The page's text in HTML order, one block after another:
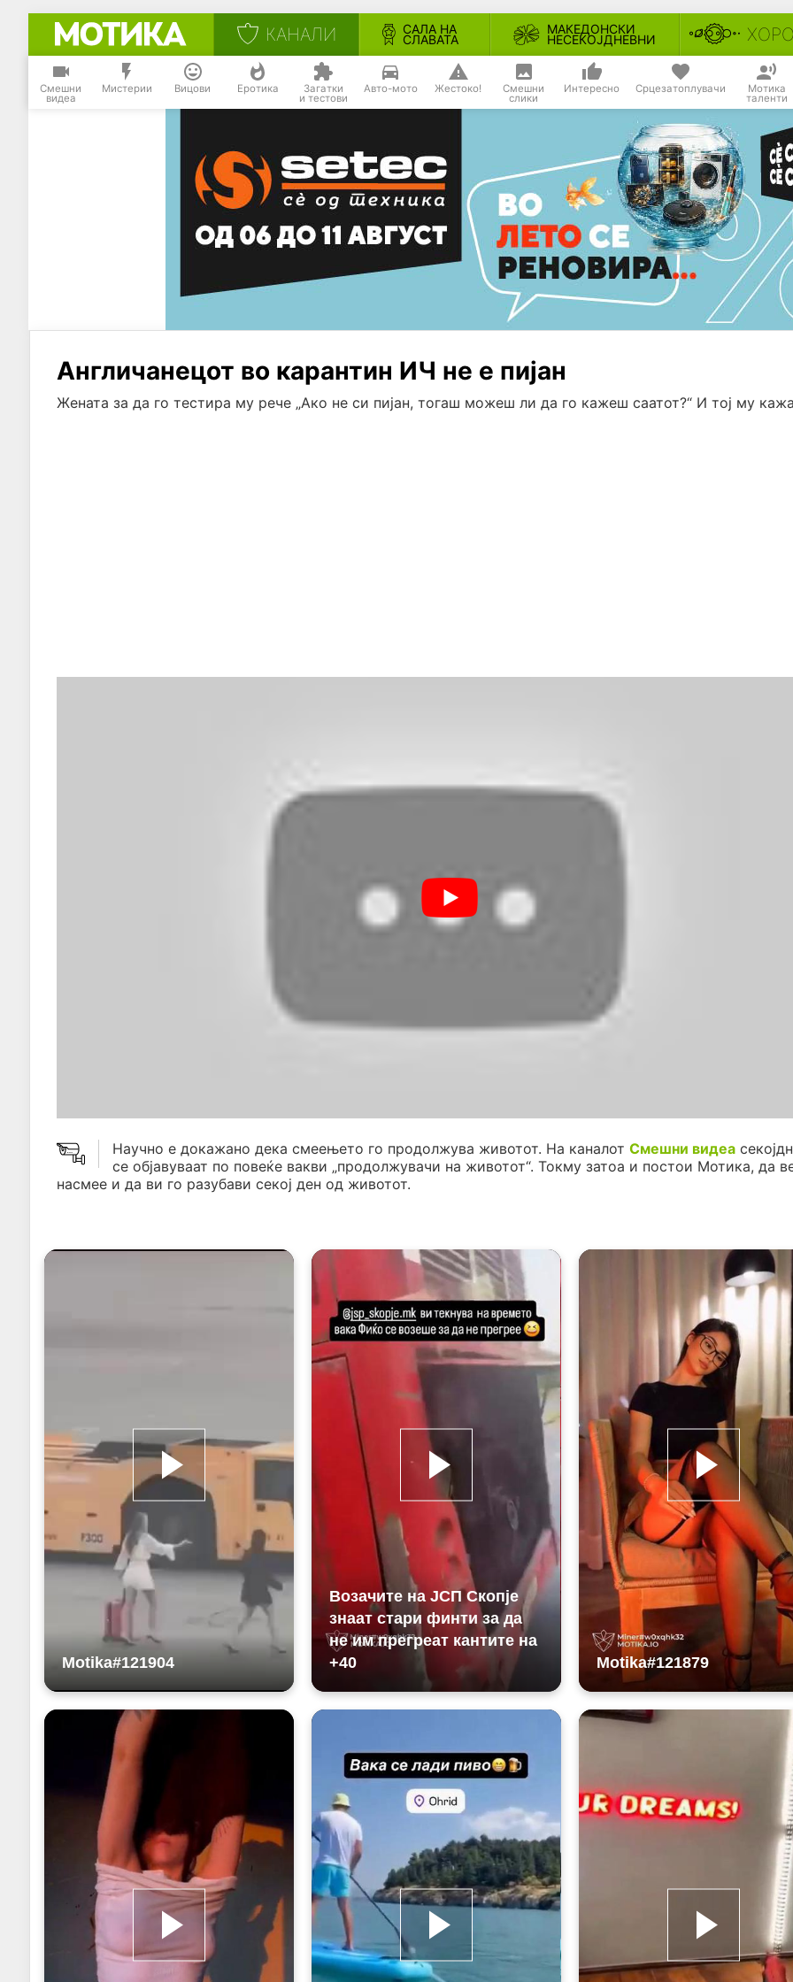
КАНАЛИ САЛА НА
СЛАВАТА
МАКЕДОНСКИ
НЕСЕКОЈДНЕВНИ
Смешни
видеа
Мистерии Вицови Еротика Загатки
и тестови
Авто-мото Жестоко! Смешни
слики
Интересно Срцезатоплувачи Мотика
таленти
Англичанецот во карантин ИЧ не е пијан
Жената за да го тестира му рече „Ако не си пијан, тогаш можеш ли да го кажеш саатот?“ И тој му
Научно е докажано дека смеењето го продолжува животот. На каналот Смешни видеа
се објавуваат по повеќе вакви „продолжувачи на животот“. Токму затоа и постои Мотика, да
насмее и да ви го разубави секој ден од животот.